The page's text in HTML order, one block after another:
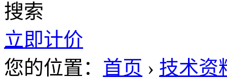
搜索
立即计价
您的位置： 首页 › 技术资